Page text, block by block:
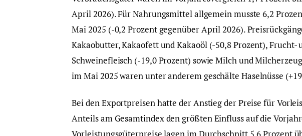
April 2026). Für Nahrungsmittel allgemein musste 6,2
Mai 2025 (-0,2 Prozent gegenüber April 2026).
Kakaobutter, Kakaofett und Kakaoöl (-50,8 Prozent), Frucht-
Schweinefleisch (-19,0 Prozent) sowie Milch und
im Mai 2025 waren unter anderem geschälte Haselnüsse
Bei den Exportpreisen hatte der Anstieg der Preise für
Anteils am Gesamtindex den größten Einfluss auf die
Vorleistungsgüterpreise lagen im Durchschnitt 5,6 Prozent